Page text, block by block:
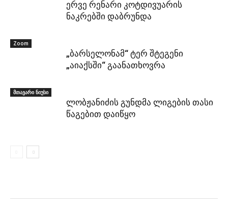
ერვე რენარი კოტდივუარის
ნაკრებში დაბრუნდა
Zoom
„ბარსელონამ“ ტერ შტეგენი
„აიაქსში“ გაანათხოვრა
მთავარი ნიუსი
ლობჟანიძის გუნდმა ლიგების თასი
წაგებით დაიწყო